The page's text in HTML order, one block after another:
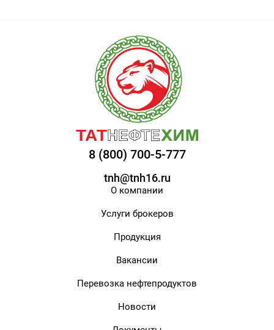
8 (800) 700-5-777
tnh@tnh16.ru
О компании
Услуги брокеров
Продукция
Вакансии
Перевозка нефтепродуктов
Новости